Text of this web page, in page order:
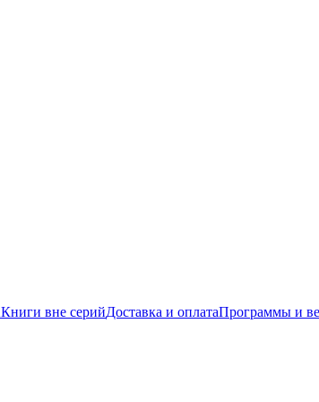
Книги вне серийДоставка и оплатаПрограммы и